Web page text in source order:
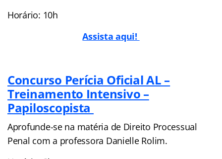
Horário: 10h
Assista aqui!
Concurso Perícia Oficial AL –
Treinamento Intensivo –
Papiloscopista
Aprofunde-se na matéria de Direito Processual
Penal com a professora Danielle Rolim.